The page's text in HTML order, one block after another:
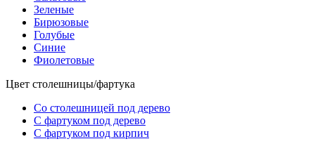
Зеленые
Бирюзовые
Голубые
Синие
Фиолетовые
Цвет столешницы/фартука
Со столешницей под дерево
С фартуком под дерево
С фартуком под кирпич